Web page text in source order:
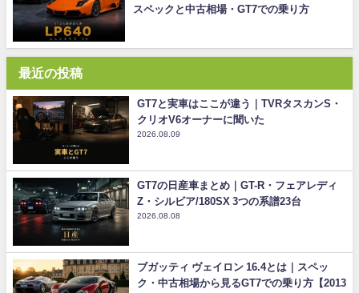
スペックと中古相場・GT7での乗り方
最近の投稿
GT7と実車はここが違う｜TVRタスカンS・
クリオV6オーナーに聞いた
2026.08.09
GT7の日産車まとめ｜GT-R・フェアレディ
Z・シルビア/180SX 3つの系譜23台
2026.08.08
ブガッティ ヴェイロン 16.4とは｜スペッ
ク・中古相場から見るGT7での乗り方【2013